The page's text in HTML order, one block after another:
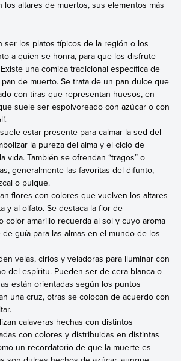
altares de muertos, sus elementos más
ser los platos típicos de la región o los
a quien se honra, para que los disfrute
una comida tradicional específica de
de muerto. Se trata de un pan dulce que
con tiras que representan huesos, en
suele ser espolvoreado con azúcar o con
estar presente para calmar la sed del
la pureza del alma y el ciclo de
vida. También se ofrendan “tragos” o
generalmente las favoritas del difunto,
o pulque.
flores con colores que vuelven los altares
y al olfato. Se destaca la flor de
color amarillo recuerda al sol y cuyo aroma
guía para las almas en el mundo de los
velas, cirios y veladoras para iluminar con
del espíritu. Pueden ser de cera blanca o
están orientadas según los puntos
una cruz, otras se colocan de acuerdo con
calaveras hechas con distintos
con colores y distribuidas en distintas
un recordatorio de que la muerte es